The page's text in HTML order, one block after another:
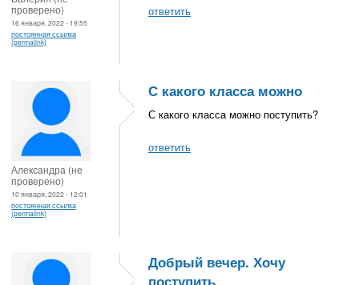
проверено)
16 января, 2022 - 19:55
постоянная ссылка
(permalink)
ответить
Александра (не
проверено)
10 января, 2022 - 12:01
постоянная ссылка
(permalink)
С какого класса можно
С какого класса можно поступить?
ответить
Добрый вечер. Хочу
поступить